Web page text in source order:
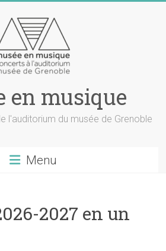
en musique
l'auditorium du musée de Grenoble
Menu
2027 en un